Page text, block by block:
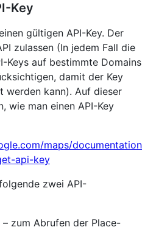
Key
gültigen API-Key. Der
zulassen (In jedem Fall die
Keys auf bestimmte Domains
damit der Key
werden kann). Auf dieser
wie man einen API-Key
maps/documentation
api-key
zwei API-
– zum Abrufen der Place-